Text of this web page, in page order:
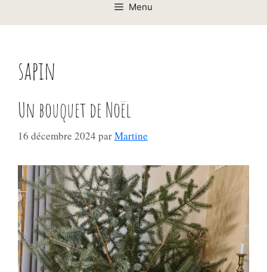
Menu
sapin
Un bouquet de Noël
16 décembre 2024 parMartine